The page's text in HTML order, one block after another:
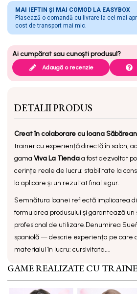
MAI IEFTIN ȘI MAI COMOD LA EASYBOX
Plasează o comandă cu livrare la cel mai
cost de transport mai mic.
Adaugă o recenzie
DETALII PRODUS
Creat în colaborare cu Ioana
trainer cu experiență directă în salon,
gama Viva La Tiendaa fost dezvoltat
cerințe reale de lucru: stabilitate la
la aplicare și un rezultat final sigur.
Semnătura Ioanei reflectă implicarea
formularea produsului și garantează un
profesional de utilizare.Denumirea
spaniolă — descrie experiența pe care
materialul în lucru: cursivitate,...
GAME REALIZATE CU